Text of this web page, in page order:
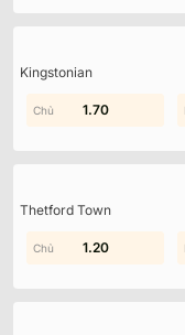
Kingstonian
1.60
1.70
Thetford Town
1.10
1.20